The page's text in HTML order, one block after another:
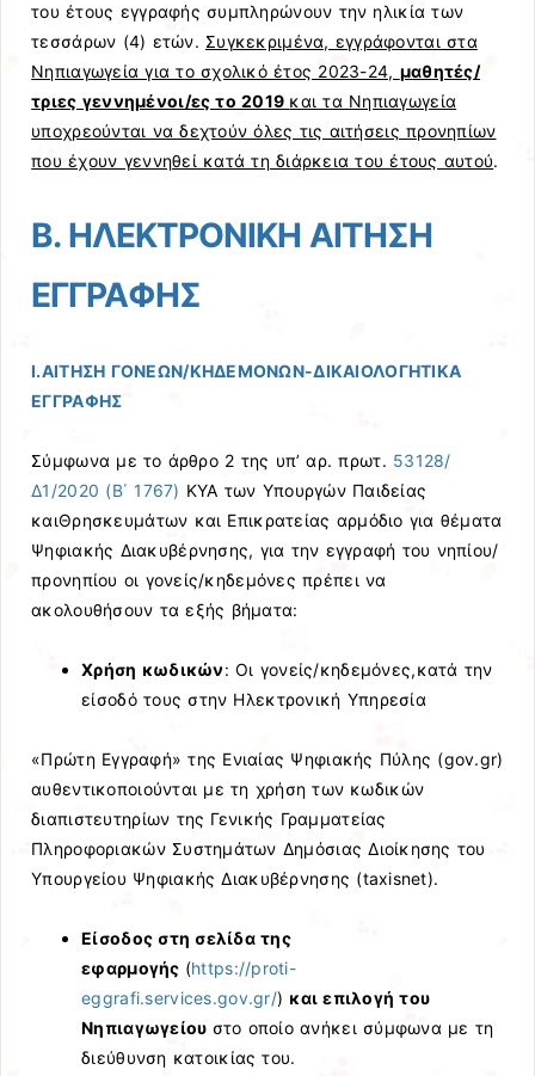
του έτους εγγραφής συμπληρώνουν την ηλικία των
τεσσάρων (4) ετών. Συγκεκριμένα, εγγράφονται στα
Νηπιαγωγεία για το σχολικό έτος 2023-24, μαθητές/
τριες γεννημένοι/ες το 2019 και τα Νηπιαγωγεία
υποχρεούνται να δεχτούν όλες τις αιτήσεις προνηπίων
που έχουν γεννηθεί κατά τη διάρκεια του έτους αυτού.
Β. ΗΛΕΚΤΡΟΝΙΚΗ ΑΙΤΗΣΗ
ΕΓΓΡΑΦΗΣ
Ι.ΑΙΤΗΣΗ ΓΟΝΕΩΝ/ΚΗΔΕΜΟΝΩΝ-ΔΙΚΑΙΟΛΟΓΗΤΙΚΑ
ΕΓΓΡΑΦΗΣ
Σύμφωνα με το άρθρο 2 της υπ’ αρ. πρωτ. 53128/
Δ1/2020 (Β΄ 1767) ΚΥΑ των Υπουργών Παιδείας
καιΘρησκευμάτων και Επικρατείας αρμόδιο για θέματα
Ψηφιακής Διακυβέρνησης, για την εγγραφή του νηπίου/
προνηπίου οι γονείς/κηδεμόνες πρέπει να
ακολουθήσουν τα εξής βήματα:
Χρήση κωδικών: Οι γονείς/κηδεμόνες,κατά την
είσοδό τους στην Ηλεκτρονική Υπηρεσία
«Πρώτη Εγγραφή» της Ενιαίας Ψηφιακής Πύλης (gov.gr)
αυθεντικοποιούνται με τη χρήση των κωδικών
διαπιστευτηρίων της Γενικής Γραμματείας
Πληροφοριακών Συστημάτων Δημόσιας Διοίκησης του
Υπουργείου Ψηφιακής Διακυβέρνησης (taxisnet).
Είσοδος στη σελίδα της
εφαρμογής (https://proti-
eggrafi.services.gov.gr/) και επιλογή του
Νηπιαγωγείου στο οποίο ανήκει σύμφωνα με τη
διεύθυνση κατοικίας του.